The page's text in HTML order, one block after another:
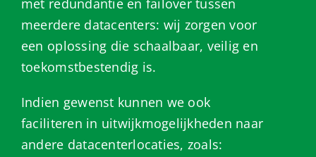
met redundantie en failover tussen
meerdere datacenters: wij zorgen voor
een oplossing die schaalbaar, veilig en
toekomstbestendig is.
Indien gewenst kunnen we ook
faciliteren in uitwijkmogelijkheden naar
andere datacenterlocaties, zoals: